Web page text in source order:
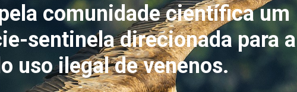
comunidade científica um
sentinela direcionada para a
uso ilegal de venenos.